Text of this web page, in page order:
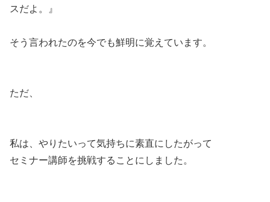
スだよ。』
そう言われたのを今でも鮮明に覚えています。
ただ、
私は、やりたいって気持ちに素直にしたがって
セミナー講師を挑戦することにしました。